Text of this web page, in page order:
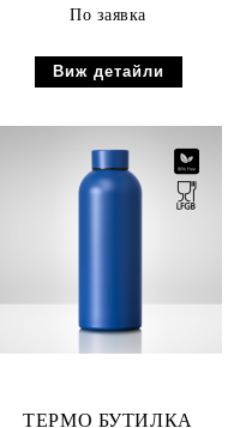
По заявка
Виж детайли
ТЕРМО БУТИЛКА